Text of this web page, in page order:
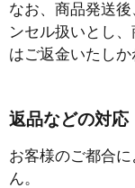
なお、商品発送
ンセル扱いとし
はご返金いたしか
返品などの対応
お客様のご都合
ん。